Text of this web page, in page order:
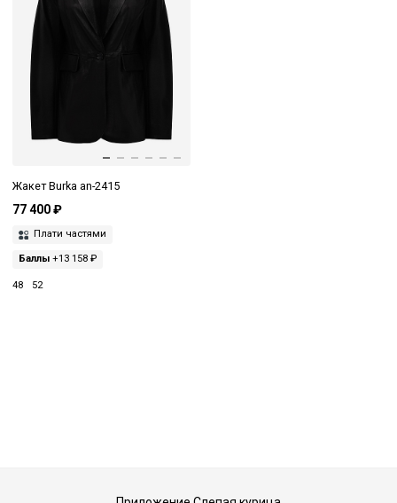
Жакет Burka an-2415
77 400 ₽
Плати частями
Баллы +13 158 ₽
48 52